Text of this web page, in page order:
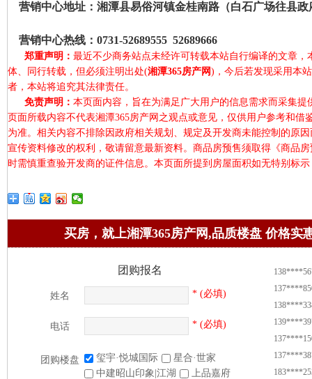
营销中心地址：湘潭县易俗河镇金桂南路（白石广场往县政
营销中心热线：0731-52689555 52689666
郑重声明： 最近不少商务站点未经许可转载本站自行编译的文章，
体、同行转载，但必须注明出处(湘潭365房产网)，今后若发现采用本
者，本站将追究其法律责任。
免责声明： 本页面内容，旨在为满足广大用户的信息需求而采集提
页面所载内容不代表湘潭365房产网之观点或意见，仅供用户参考和借
为准。相关内容不排除因政府相关规划、规定及开发商未能控制的原
宣传资料修改的权利，敬请留意最新资料。商品房预售须取得《商品
时需慎重查验开发商的证件信息。本页面所提到房屋面积如无特别标
买房，就上湘潭365房产网,品质楼盘 价格实
团购报名
姓名 * (必填)
电话 * (必填)
团购楼盘 玺宇·悦城国际
星合·世家
中建昭山印象|江湖
上品嘉府